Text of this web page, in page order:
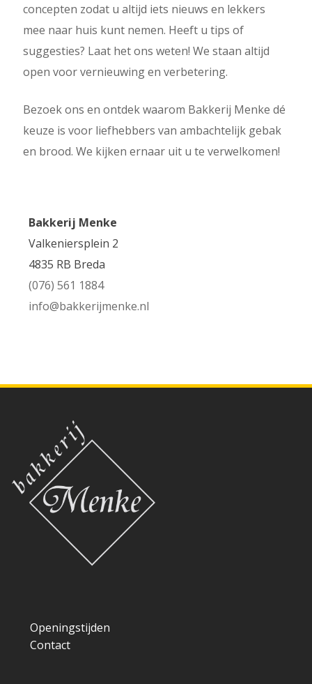
concepten zodat u altijd iets nieuws en lekkers
mee naar huis kunt nemen. Heeft u tips of
suggesties? Laat het ons weten! We staan altijd
open voor vernieuwing en verbetering.
Bezoek ons en ontdek waarom Bakkerij Menke dé
keuze is voor liefhebbers van ambachtelijk gebak
en brood. We kijken ernaar uit u te verwelkomen!
Bakkerij Menke
Valkeniersplein 2
4835 RB Breda
(076) 561 1884
info@bakkerijmenke.nl
Openingstijden
Contact